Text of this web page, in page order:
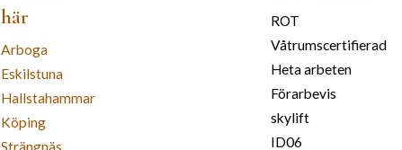
här
Arboga
Eskilstuna
Hallstahammar
Köping
Strängnäs
ROT
Våtrumscertifierad
Heta arbeten
Förarbevis
skylift
ID06